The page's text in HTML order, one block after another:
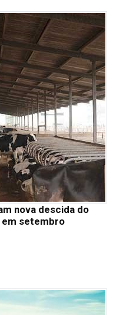
nova descida do
em setembro